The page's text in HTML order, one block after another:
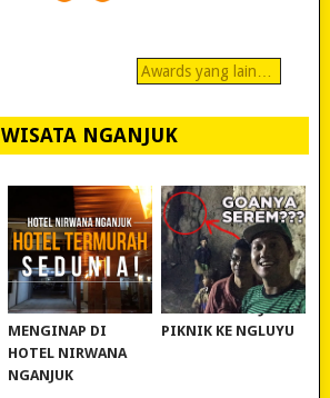
Awards yang lain…
WISATA NGANJUK
MURAH BANGET!
MENGINAP DI
HOTEL NIRWANA
NGANJUK
WISATA NGANJUK:
PIKNIK KE NGLUYU